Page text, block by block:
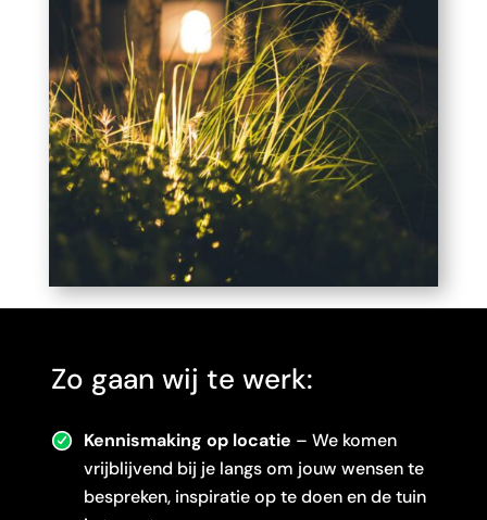
Zo gaan wij te werk:
Kennismaking op locatie – We komen
vrijblijvend bij je langs om jouw wensen te
bespreken, inspiratie op te doen en de tuin